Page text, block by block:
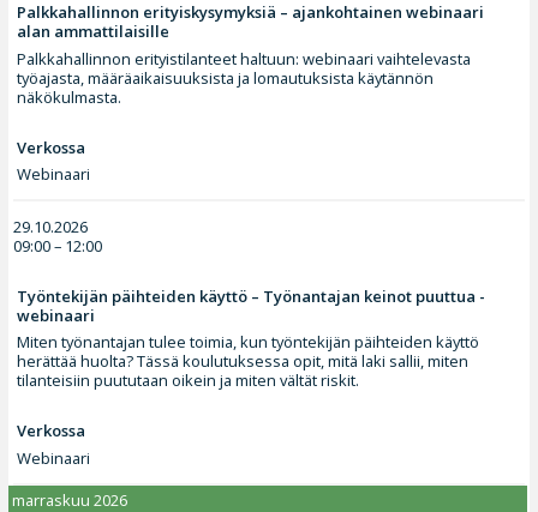
Palkkahallinnon erityiskysymyksiä – ajankohtainen webinaari
alan ammattilaisille
Palkkahallinnon erityistilanteet haltuun: webinaari vaihtelevasta
työajasta, määräaikaisuuksista ja lomautuksista käytännön
näkökulmasta.
Verkossa
Webinaari
29.10.2026
09:00 – 12:00
Työntekijän päihteiden käyttö – Työnantajan keinot puuttua -
webinaari
Miten työnantajan tulee toimia, kun työntekijän päihteiden käyttö
herättää huolta? Tässä koulutuksessa opit, mitä laki sallii, miten
tilanteisiin puututaan oikein ja miten vältät riskit.
Verkossa
Webinaari
marraskuu 2026